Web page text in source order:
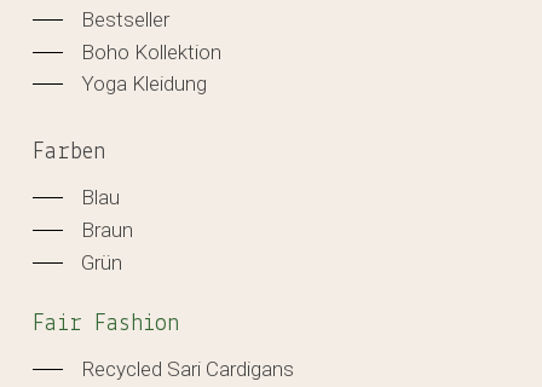
Bestseller
Boho Kollektion
Yoga Kleidung
Farben
Blau
Braun
Grün
Fair Fashion
Recycled Sari Cardigans